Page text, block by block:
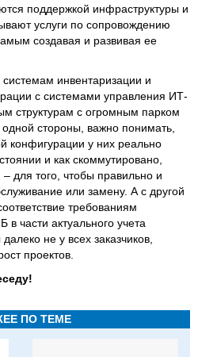
поддержкой инфраструктуры и
услуги по сопровождению
создавая и развивая ее
инвентаризации и
с системами управления ИТ-
структурам с огромным парком
стороны, важно понимать,
конфигурации у них реально
и как скоммутировано,
– для того, чтобы правильно и
или замену. А с другой
требованиям
в части актуального учета
не у всех заказчиков,
проектов.
ПО ТЕМЕ